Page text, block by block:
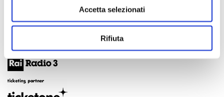
Accetta selezionati
Rifiuta